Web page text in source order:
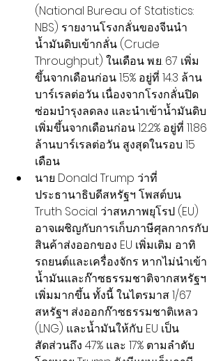
(National Bureau of Statistics:
NBS) รายงานโรงกลั่นของจีนนำ
น้ำมันดิบเข้ากลั่น (Crude
Throughput) ในเดือน พ.ย. 67 เพิ่ม
ขึ้นจากเดือนก่อน 1.5% อยู่ที่ 14.3 ล้าน
บาร์เรลต่อวัน เนื่องจากโรงกลั่นปิด
ซ่อมบำรุงลดลง และนำเข้าน้ำมันดิบ
เพิ่มขึ้นจากเดือนก่อน 12.2% อยู่ที่ 11.86
ล้านบาร์เรลต่อวัน สูงสุดในรอบ 15
เดือน
นาย Donald Trump ว่าที่
ประธานาธิบดีสหรัฐฯ โพสต์บน
Truth Social ว่าสหภาพยุโรป (EU)
อาจเผชิญกับการเก็บภาษีศุลกากรกับ
สินค้าส่งออกของ EU เพิ่มเติม อาทิ
รถยนต์และเครื่องจักร หากไม่นำเข้า
น้ำมันและก๊าซธรรมชาติจากสหรัฐฯ
เพิ่มมากขึ้น ทั้งนี้ ในไตรมาส 1/67
สหรัฐฯ ส่งออกก๊าซธรรมชาติเหลว
(LNG) และน้ำมันให้กับ EU เป็น
สัดส่วนถึง 47% และ 17% ตามลำดับ